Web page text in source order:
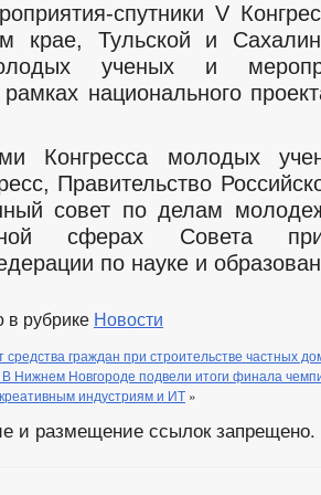
спутники V
крае, Тульской и
ученых и
национального
Конгресса молодых
Правительство
совет по делам
сферах Совета
по науке и
в рубрике Новости
граждан при строительстве частных
Нижнем Новгороде подвели итоги финала
индустриям и ИТ »
и размещение ссылок запрещено.